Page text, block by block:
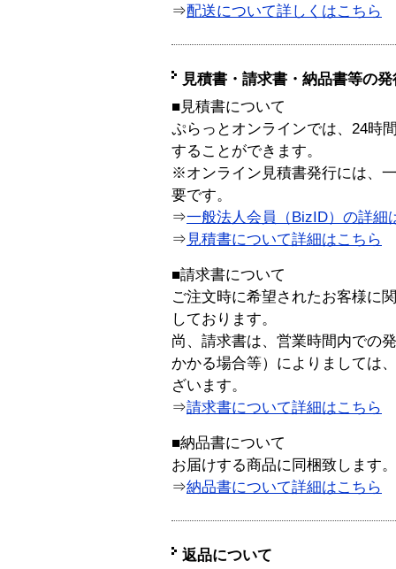
⇒配送について詳しくはこちら
見積書・請求書・納品書等の
■見積書について
ぷらっとオンラインでは、24時
することができます。
※オンライン見積書発行には、
要です。
⇒一般法人会員（BizID）の詳細
⇒ 見積書について詳細はこちら
■請求書について
ご注文時に希望されたお客様に
しております。
尚、請求書は、営業時間内での
かかる場合等）によりましては
ざいます。
⇒請求書について詳細はこちら
■納品書について
お届けする商品に同梱致します。
⇒納品書について詳細はこちら
返品について